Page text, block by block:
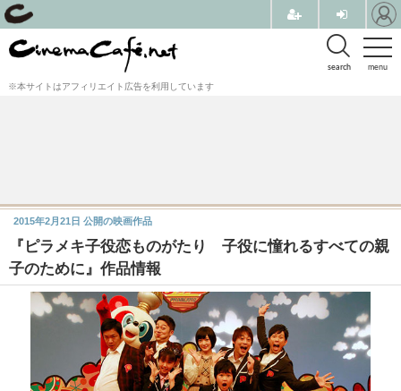
menu
search
※本サイトはアフィリエイト広告を利用しています
『ピラメキ子役恋ものがたり 子役に憧れるすべての親
子のために』作品情報
2015年2月21日 公開の映画作品